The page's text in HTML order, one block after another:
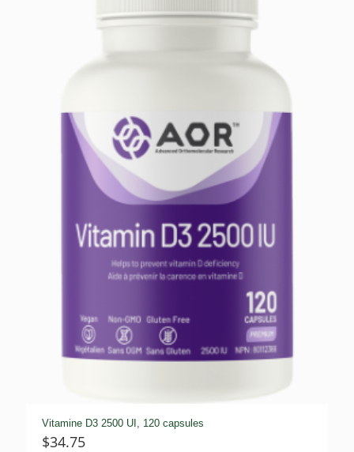
Vitamine D3 2500 UI, 120 capsules
$34.75